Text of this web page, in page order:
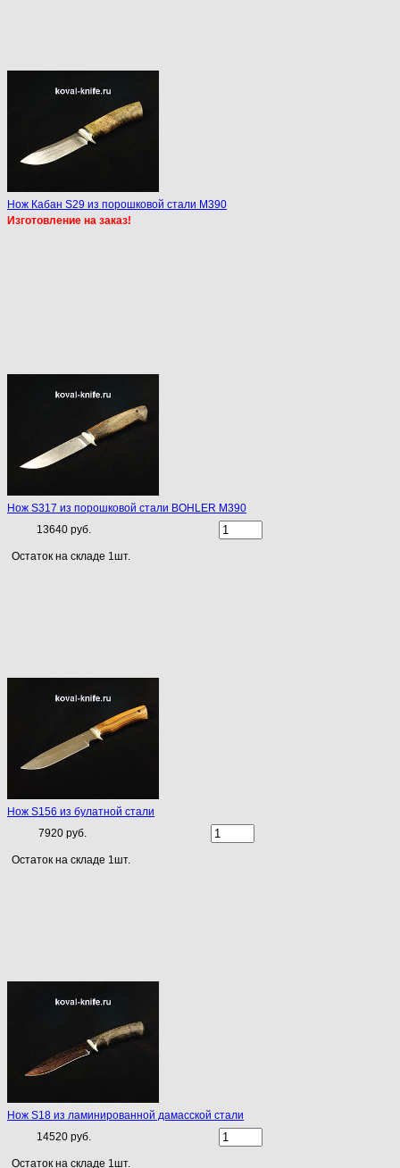
Нож Кабан S29 из порошковой стали M390
Изготовление на заказ!
Нож S317 из порошковой стали BOHLER М390
13640 руб.
Остаток на складе 1шт.
Нож S156 из булатной стали
7920 руб.
Остаток на складе 1шт.
Нож S18 из ламинированной дамасской стали
14520 руб.
Остаток на складе 1шт.